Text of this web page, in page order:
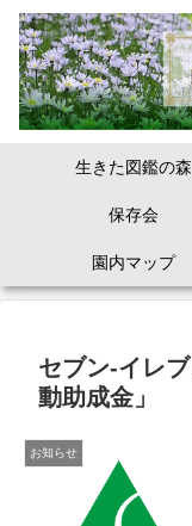
生きた図鑑の森
保存会
園内マップ
セブン-イレ
動助成金」
お知らせ